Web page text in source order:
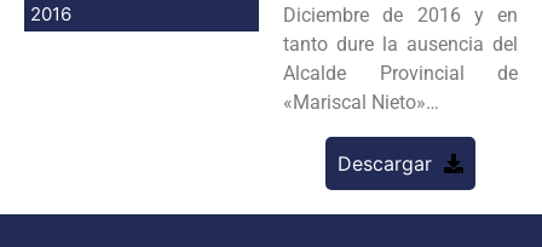
2016
Diciembre de 2016 y en
tanto dure la ausencia del
Alcalde Provincial de
«Mariscal Nieto»…
Descargar